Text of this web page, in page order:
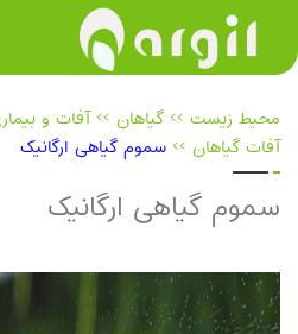
محیط زیست >> گیاهان >> آفات و
آفات گیاهان >> سموم گیاهی ارگانیک
سموم گیاهی ارگانیک